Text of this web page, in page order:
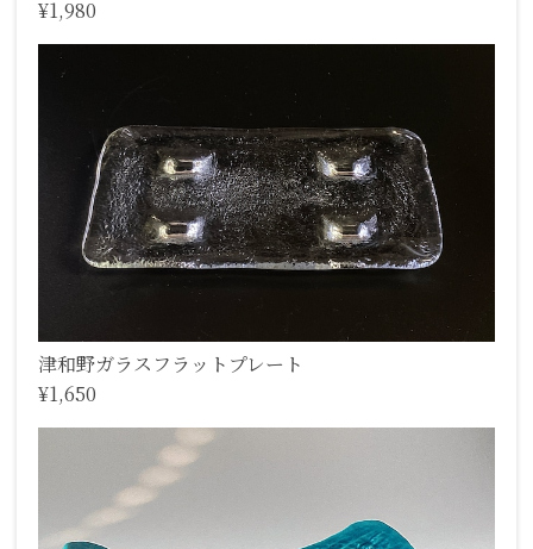
¥1,980
津和野ガラスフラットプレート
¥1,650